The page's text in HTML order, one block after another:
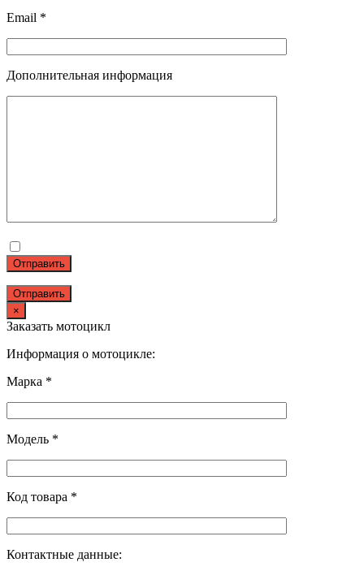
Email *
Дополнительная информация
Отправить
×
Заказать мотоцикл
Информация о мотоцикле:
Марка *
Модель *
Код товара *
Контактные данные: